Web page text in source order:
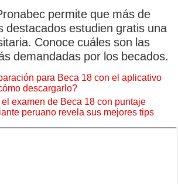
permite que más de
destacados estudien gratis una
Conoce cuáles son las
demandadas por los becados.
para Beca 18 con el aplicativo
descargarlo?
examen de Beca 18 con puntaje
peruano revela sus mejores tips